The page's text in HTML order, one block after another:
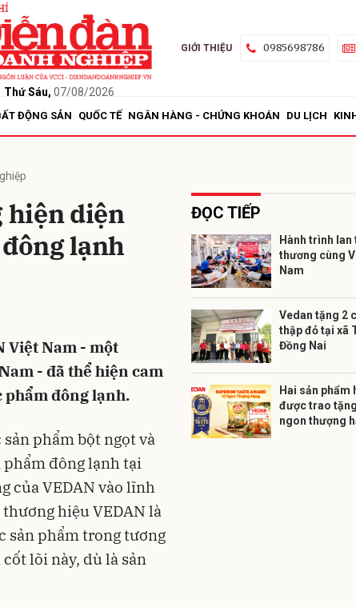
Thứ Sáu, 07/08/2026
GIỚI THIỆU 0985698786
ĐỘNG SẢN QUỐC TẾ NGÂN HÀNG - CHỨNG KHOÁN DU LỊCH
hiện diện
lạnh
Việt Nam - một
- đã thể hiện cam
phẩm đông lạnh.
phẩm bột ngọt và
phẩm đông lạnh tại
của VEDAN vào lĩnh
hiệu VEDAN là
sản phẩm trong tương
lõi này, dù là sản
ĐỌC TIẾP
Hành trình lan
thương cùng
Nam
Vedan tặng 2
thập đỏ tại xã
Đồng Nai
Hai sản phẩm
được trao
ngon thượng
Gửi